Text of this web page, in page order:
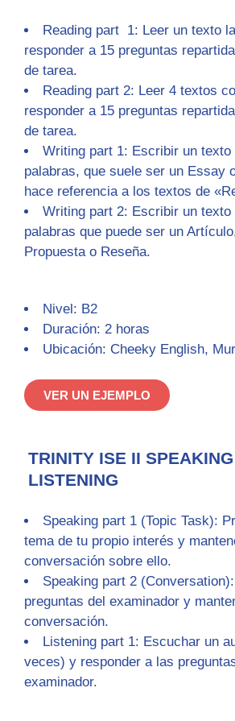
Reading part 1: Leer un texto
responder a 15 preguntas
de tarea.
Reading part 2: Leer 4 textos
responder a 15 preguntas
de tarea.
Writing part 1: Escribir un texto
palabras, que suele ser un Essay
hace referencia a los textos de
Writing part 2: Escribir un texto
palabras que puede ser un
Propuesta o Reseña.
Nivel: B2
Duración: 2 horas
Ubicación: Cheeky English,
VER UN EJEMPLO
TRINITY ISE II
LISTENING
Speaking part 1 (Topic Task):
tema de tu propio interés y
conversación sobre ello.
Speaking part 2 (Conversation):
preguntas del examinador y
conversación.
Listening part 1: Escuchar un
veces) y responder a las
examinador.